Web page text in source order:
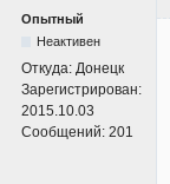
Опытный
Неактивен
Откуда: Донецк
Зарегистрирован:
2015.10.03
Сообщений: 201